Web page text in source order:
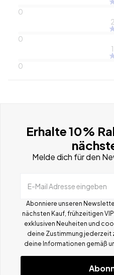
0
2
0
1
0
Erhalte 10%
Melde dich für den
E-Mail Adresse eingeben
Abonniere unseren
nächsten Kauf, frühzeitigen
exklusiven Neuheiten und
deine Zustimmung jederzeit
deine Informationen gemäß